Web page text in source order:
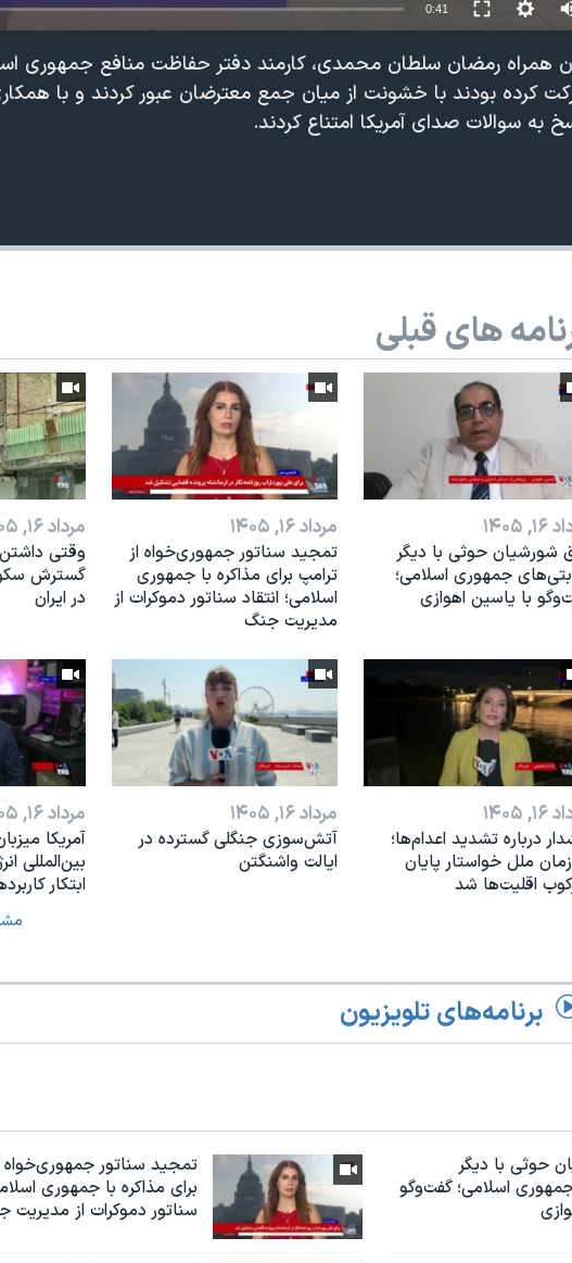
0:41
همراه رمضان سلطان محمدی، کارمند دفتر حفاظت منافع جمهوری
کرده بودند با خشونت از میان جمع معترضان عبور کردند و با
به سوالات صدای آمریکا امتناع کردند.
های قبلی
۱۴۰۵
شورشیان حوثی با دیگر
جمهوری اسلامی؛
با یاسین اهوازی
مرداد ۱۶, ۱۴۰۵
تمجید سناتور جمهوری‌خواه از
ترامپ برای مذاکره با جمهوری
اسلامی؛ انتقاد سناتور دموکرات از
مدیریت جنگ
مرداد ۱۶, ۱۴۰۵
وقتی
گسترش
در ایران
۱۴۰۵
درباره تشدید اعدام‌ها؛
ملل خواستار پایان
اقلیت‌ها شد
مرداد ۱۶, ۱۴۰۵
آتش‌سوزی جنگلی گسترده در
ایالت واشنگتن
مرداد ۱۶, ۱۴۰۵
آمریکا
بین‌المللی
ابتکار
برنامه‌های تلویزیون
حوثی با دیگر
اسلامی؛ گفت‌وگو
تمجید سناتور جمهوری‌خواه
برای مذاکره با جمهوری
سناتور دموکرات از مدیریت